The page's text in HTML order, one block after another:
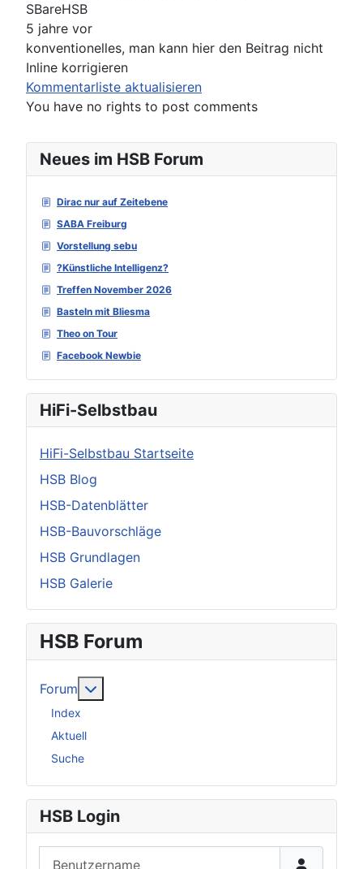
Neues im HSB Forum
Dirac nur auf Zeitebene
SABA Freiburg
Vorstellung sebu
?Künstliche Intelligenz?
Treffen November 2026
Basteln mit Bliesma
Theo on Tour
Facebook Newbie
HiFi-Selbstbau
HiFi-Selbstbau Startseite
HSB Blog
HSB-Datenblätter
HSB-Bauvorschläge
HSB Grundlagen
HSB Galerie
HSB Forum
Forum
Index
Aktuell
Suche
HSB Login
SBareHSB
5 jahre vor
konventionelles, man kann hier den Beitrag nicht
Inline korrigieren
Kommentarliste aktualisieren
You have no rights to post comments